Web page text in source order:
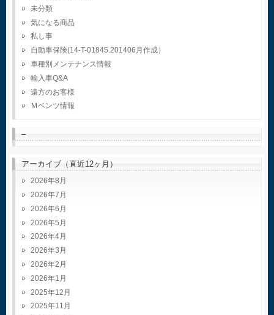
未分類
気になる商品
私し事
自動車保険(14-T-01845.201406月作成）
車種別メンテナンス情報
輸入車Q&A
遠方のお客様
Ｍベンツ情報
–
アーカイブ（直近12ヶ月）
2026年8月
2026年7月
2026年6月
2026年5月
2026年4月
2026年3月
2026年2月
2026年1月
2025年12月
2025年11月